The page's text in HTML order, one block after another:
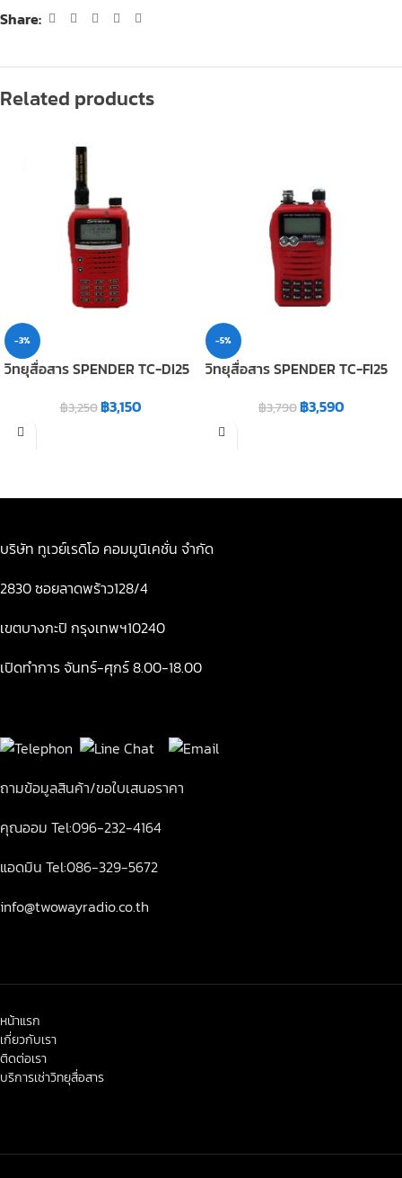
Share:
Related products
-3%
วิทยุสื่อสาร SPENDER TC-DI25
฿3,250฿3,150
-5%
วิทยุสื่อสาร SPENDER TC-FI25
฿3,790฿3,590
บริษัท ทูเวย์เรดิโอ คอมมูนิเคชั่น จำกัด
2830 ซอยลาดพร้าว128/4
เขตบางกะปิ กรุงเทพฯ10240
เปิดทำการ จันทร์-ศุกร์ 8.00-18.00
ถามข้อมูลสินค้า/ขอใบเสนอราคา
คุณออม Tel:096-232-4164
แอดมิน Tel:086-329-5672
info@twowayradio.co.th
หน้าแรก
เกี่ยวกับเรา
ติดต่อเรา
บริการเช่าวิทยุสื่อสาร